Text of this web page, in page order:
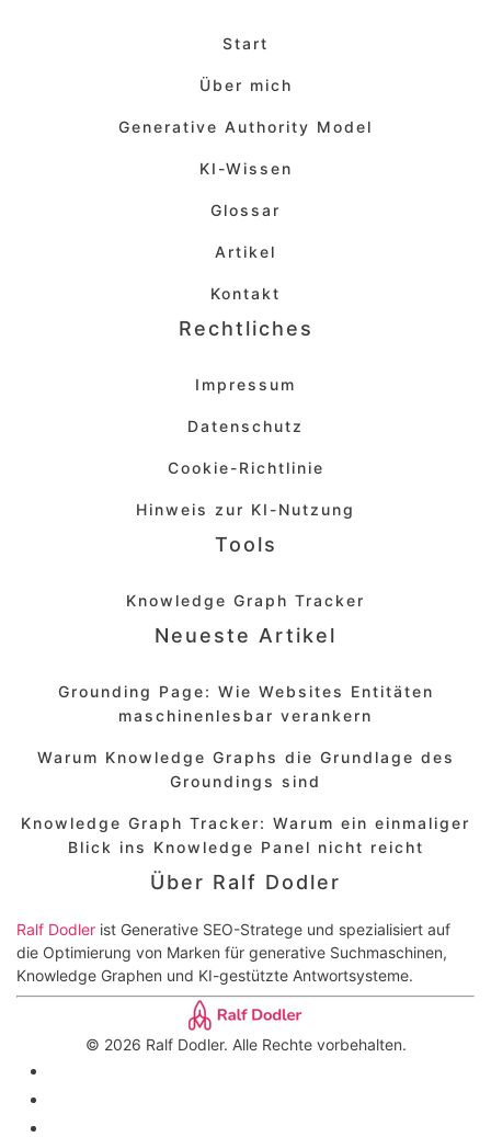
Start
Über mich
Generative Authority Model
KI-Wissen
Glossar
Artikel
Kontakt
Rechtliches
Impressum
Datenschutz
Cookie-Richtlinie
Hinweis zur KI-Nutzung
Tools
Knowledge Graph Tracker
Neueste Artikel
Grounding Page: Wie Websites Entitäten
maschinenlesbar verankern
Warum Knowledge Graphs die Grundlage des
Groundings sind
Knowledge Graph Tracker: Warum ein einmaliger
Blick ins Knowledge Panel nicht reicht
Über Ralf Dodler
Ralf Dodler ist Generative SEO-Stratege und spezialisiert auf
die Optimierung von Marken für generative Suchmaschinen,
Knowledge Graphen und KI-gestützte Antwortsysteme.
© 2026 Ralf Dodler. Alle Rechte vorbehalten.